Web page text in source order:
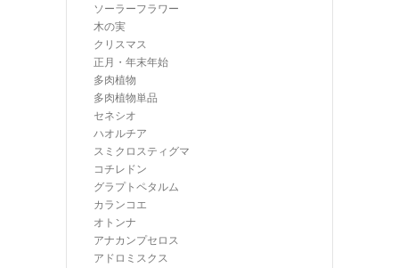
ソーラーフラワー
木の実
クリスマス
正月・年末年始
多肉植物
多肉植物単品
セネシオ
ハオルチア
スミクロスティグマ
コチレドン
グラプトペタルム
カランコエ
オトンナ
アナカンプセロス
アドロミスクス